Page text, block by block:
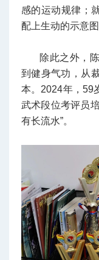
感的运动规律；
配上生动的示意
除此之外，
到健身气功，从
本。2024年，59
武术段位考评员
有长流水”。